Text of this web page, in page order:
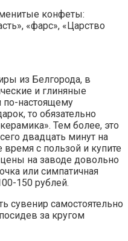
конфеты:
«фарс», «Царство
из Белгорода, в
и глиняные
по-настоящему
то обязательно
Тем более, это
двадцать минут на
время с пользой и купите
на заводе довольно
или симпатичная
150 рублей.
сувенир самостоятельно
за кругом